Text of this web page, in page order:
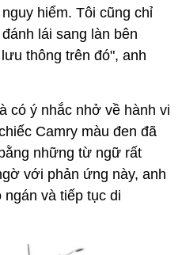
hiểm. Tôi cũng chỉ
lái sang làn bên
thông trên đó", anh
có ý nhắc nhở về hành vi
Camry màu đen đã
những từ ngữ rất
với phản ứng này, anh
và tiếp tục di